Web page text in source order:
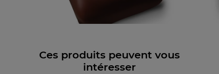
Ces produits peuvent vous
intéresser